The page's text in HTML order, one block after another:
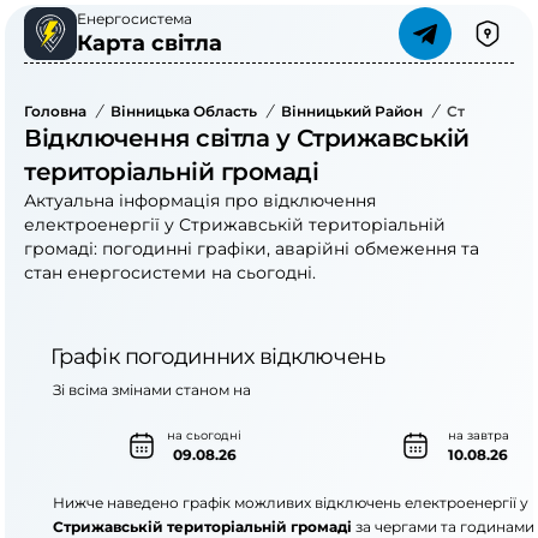
Енергосистема
Карта світла
Головна / Вінницька Область / Вінницький Район /
Відключення світла у Стрижавській
територіальній громаді
Актуальна інформація про відключення
електроенергії у Стрижавській територіальній
громаді: погодинні графіки, аварійні обмеження та
стан енергосистеми на сьогодні.
Графік погодинних відключень
на сьогодні
09.08.26
на завтра
10.08.26
Зі всіма змінами станом на
Нижче наведено графік можливих відключень електроенергії у
Стрижавській територіальній громаді за чергами та годинами.